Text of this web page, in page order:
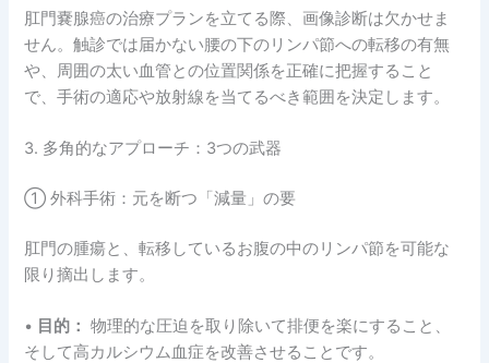
肛門嚢腺癌の治療プランを立てる際、画像診断は欠かせま
せん。触診では届かない腰の下のリンパ節への転移の有無
や、周囲の太い血管との位置関係を正確に把握すること
で、手術の適応や放射線を当てるべき範囲を決定します。
3. 多角的なアプローチ：3つの武器
① 外科手術：元を断つ「減量」の要
肛門の腫瘍と、転移しているお腹の中のリンパ節を可能な
限り摘出します。
• 目的： 物理的な圧迫を取り除いて排便を楽にすること、
そして高カルシウム血症を改善させることです。